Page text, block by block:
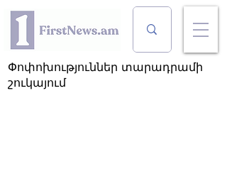
Փոփոխություններ տարադրամի
շուկայում